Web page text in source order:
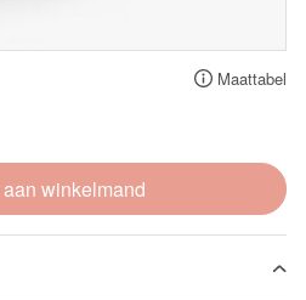
Maattabel
winkelmand